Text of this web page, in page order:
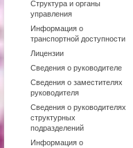
Структура и органы
управления
Информация о
транспортной доступности
Лицензии
Сведения о руководителе
Сведения о заместителях
руководителя
Сведения о руководителях
структурных
подразделений
Информация о